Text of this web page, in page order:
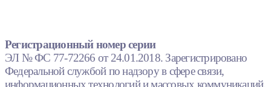
Регистрационный номер серии
ЭЛ № ФС 77-72266 от 24.01.2018. Зарегистрировано
Федеральной службой по надзору в сфере связи,
информационных технологий и массовых коммуникаций.